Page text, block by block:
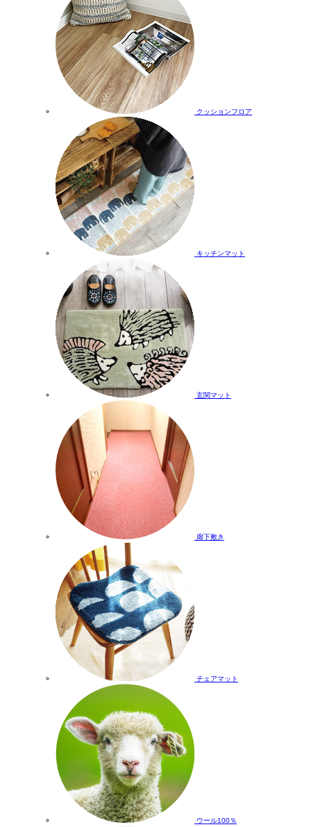
クッションフロア
キッチンマット
玄関マット
廊下敷き
チェアマット
ウール100％